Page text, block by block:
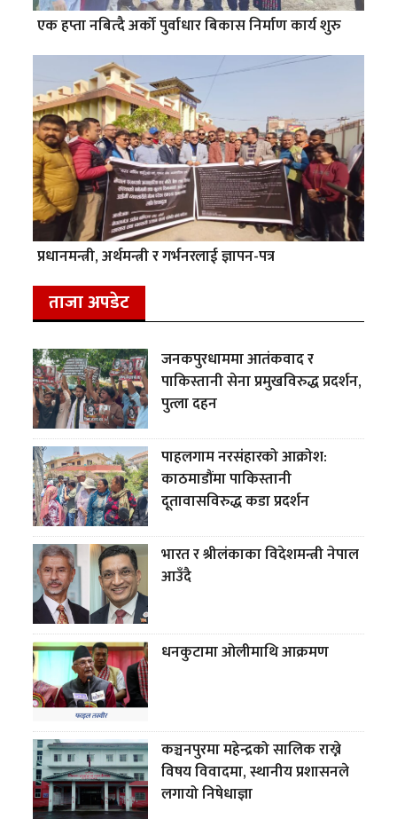
एक हप्ता नबित्दै अर्को पुर्वाधार बिकास निर्माण कार्य शुरु
प्रधानमन्त्री, अर्थमन्त्री र गर्भनरलाई ज्ञापन-पत्र
ताजा अपडेट
जनकपुरधाममा आतंकवाद र
पाकिस्तानी सेना प्रमुखविरुद्ध प्रदर्शन,
पुत्ला दहन
पाहलगाम नरसंहारको आक्रोश:
काठमाडौंमा पाकिस्तानी
दूतावासविरुद्ध कडा प्रदर्शन
भारत र श्रीलंकाका विदेशमन्त्री नेपाल
आउँदै
धनकुटामा ओलीमाथि आक्रमण
कञ्चनपुरमा महेन्द्रको सालिक राख्ने
विषय विवादमा, स्थानीय प्रशासनले
लगायो निषेधाज्ञा